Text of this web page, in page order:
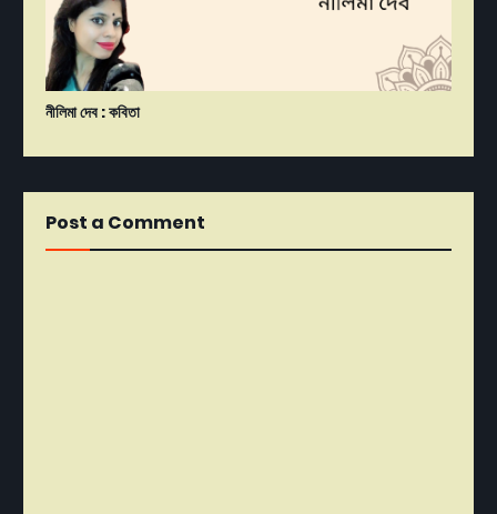
নীলিমা দেব : কবিতা
Post a Comment